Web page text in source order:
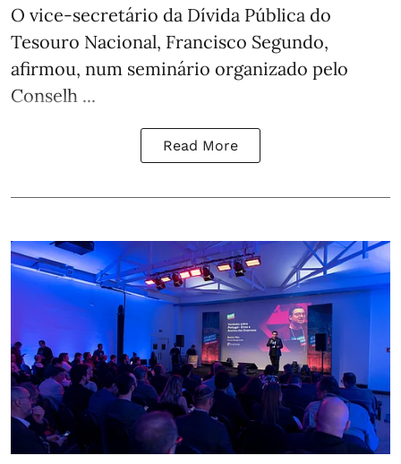
O vice-secretário da Dívida Pública do
Tesouro Nacional, Francisco Segundo,
afirmou, num seminário organizado pelo
Conselh ...
Read More